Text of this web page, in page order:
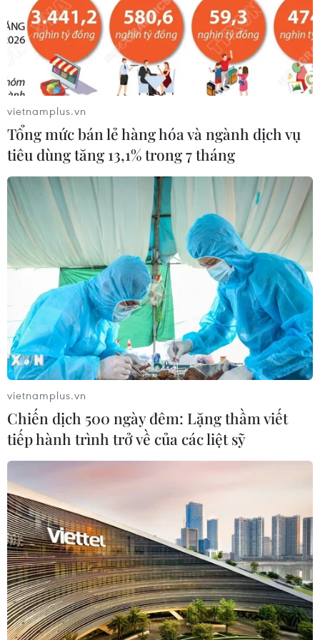
Khu đất vàng K200 tại Quy Nhơn
Nam được đấu giá hơn 317 tỷ đồng
03/08/2026 04:25
Hòa Phát nhận hồ sơ đăng ký mua
nhà ở xã hội tại Hưng Yên từ tháng 8
03/08/2026 04:03
Gỡ nút thắt thể chế đất đai, mở khóa
nguồn lực cho tăng trưởng
01/08/2026 12:14
Hưng Yên: Có sổ đỏ trong tay, người
dân vẫn không thể làm nhà, không
thể bán đất
31/07/2026 05:28
Nhà nước giữ vai trò kiến tạo, khơi
thông dòng vốn đầu tư nhà ở cho
thuê
31/07/2026 02:35
Nghị quyết 21: Đột phá về tư duy,
nâng cao hiệu quả tái tạo tài sản đô
thị
31/07/2026 01:45
vietnamplus.vn
Tổng mức bán lẻ hàng hóa và ngành dịch vụ
tiêu dùng tăng 13,1% trong 7 tháng
vietnamplus.vn
Chiến dịch 500 ngày đêm: Lặng thầm viết
tiếp hành trình trở về của các liệt sỹ